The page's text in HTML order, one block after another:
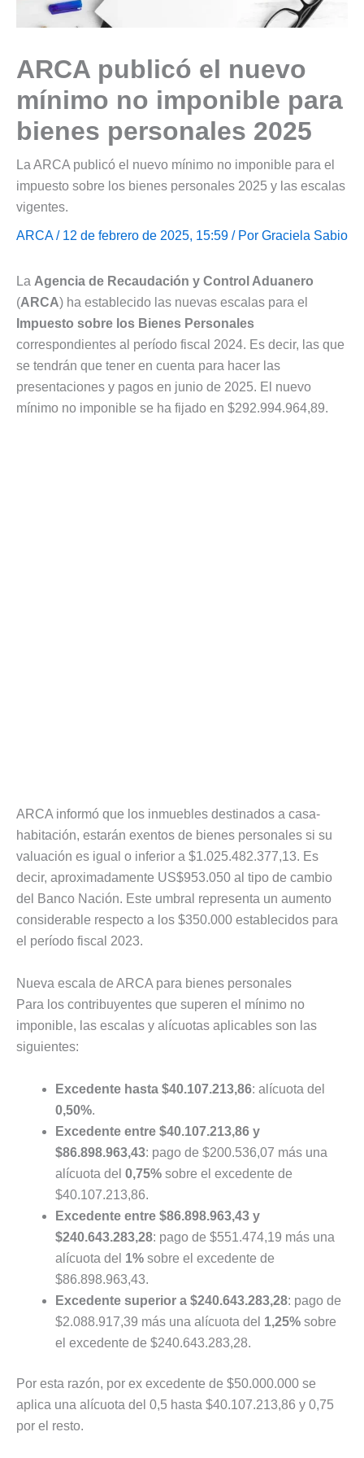
ARCA publicó el nuevo
mínimo no imponible para
bienes personales 2025
La ARCA publicó el nuevo mínimo no imponible para el
impuesto sobre los bienes personales 2025 y las escalas
vigentes.
ARCA/ 12 de febrero de 2025, 15:59 / Por Graciela Sabio
La Agencia de Recaudación y Control Aduanero
(ARCA) ha establecido las nuevas escalas para el
Impuesto sobre los Bienes Personales
correspondientes al período fiscal 2024. Es decir, las que
se tendrán que tener en cuenta para hacer las
presentaciones y pagos en junio de 2025. El nuevo
mínimo no imponible se ha fijado en $292.994.964,89.
ARCA informó que los inmuebles destinados a casa-
habitación, estarán exentos de bienes personales si su
valuación es igual o inferior a $1.025.482.377,13. Es
decir, aproximadamente US$953.050 al tipo de cambio
del Banco Nación. Este umbral representa un aumento
considerable respecto a los $350.000 establecidos para
el período fiscal 2023.
Nueva escala de ARCA para bienes personales
Para los contribuyentes que superen el mínimo no
imponible, las escalas y alícuotas aplicables son las
siguientes:
Excedente hasta $40.107.213,86: alícuota del
0,50%.
Excedente entre $40.107.213,86 y
$86.898.963,43: pago de $200.536,07 más una
alícuota del 0,75% sobre el excedente de
$40.107.213,86.
Excedente entre $86.898.963,43 y
$240.643.283,28: pago de $551.474,19 más una
alícuota del 1% sobre el excedente de
$86.898.963,43.
Excedente superior a $240.643.283,28: pago de
$2.088.917,39 más una alícuota del 1,25% sobre
el excedente de $240.643.283,28.
Por esta razón, por ex excedente de $50.000.000 se
aplica una alícuota del 0,5 hasta $40.107.213,86 y 0,75
por el resto.